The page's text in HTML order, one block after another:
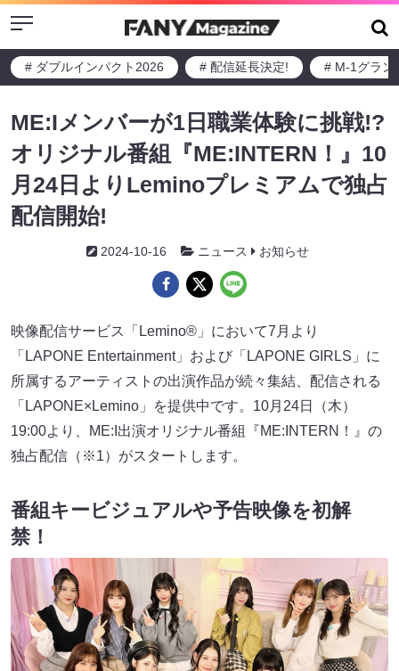
Menu
# ダブルインパクト2026 # 配信延長決定! # M-1グラン
ME:Iメンバーが1日職業体験に挑戦!?
オリジナル番組『ME:INTERN！』10
月24日よりLeminoプレミアムで独占
配信開始!
2024-10-16 ニュース お知らせ
映像配信サービス「Lemino®」において7月より
「LAPONE Entertainment」および「LAPONE GIRLS」に
所属するアーティストの出演作品が続々集結、配信される
「LAPONE×Lemino」を提供中です。10月24日（木）
19:00より、ME:I出演オリジナル番組『ME:INTERN！』の
独占配信（※1）がスタートします。
番組キービジュアルや予告映像を初解
禁！